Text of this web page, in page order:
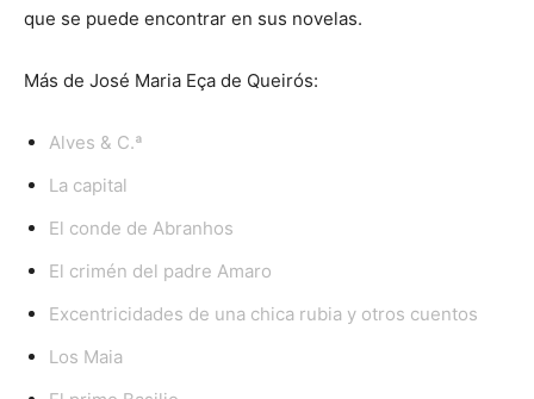
que se puede encontrar en sus novelas.
Más de José Maria Eça de Queirós:
Alves & C.ª
La capital
El conde de Abranhos
El crimén del padre Amaro
Excentricidades de una chica rubia y otros cuentos
Los Maia